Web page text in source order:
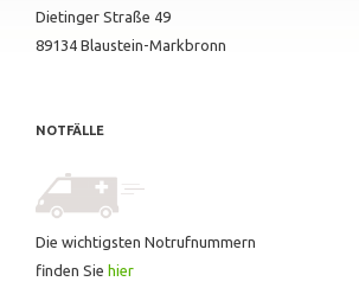
Dietinger Straße 49
89134 Blaustein-Markbronn
NOTFÄLLE
Die wichtigsten Notrufnummern
finden Sie hier